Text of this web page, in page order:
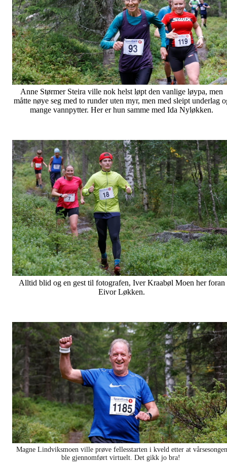
Anne Størmer Steira ville nok helst løpt den vanlige løypa, men
måtte nøye seg med to runder uten myr, men med sleipt underlag
mange vannpytter. Her er hun samme med Ida Nyløkken.
Alltid blid og en gest til fotografen, Iver Kraabøl Moen her foran
Eivor Løkken.
Magne Lindviksmoen ville prøve fellesstarten i kveld etter at vårsesongen
ble gjennomført virtuelt. Det gikk jo bra!